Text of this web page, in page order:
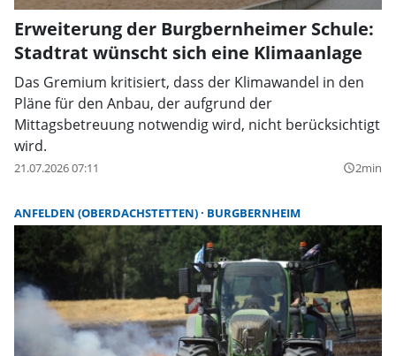
Erweiterung der Burgbernheimer Schule:
Stadtrat wünscht sich eine Klimaanlage
Das Gremium kritisiert, dass der Klimawandel in den
Pläne für den Anbau, der aufgrund der
Mittagsbetreuung notwendig wird, nicht berücksichtigt
wird.
21.07.2026 07:11 query_builder2min
ANFELDEN (OBERDACHSTETTEN) BURGBERNHEIM